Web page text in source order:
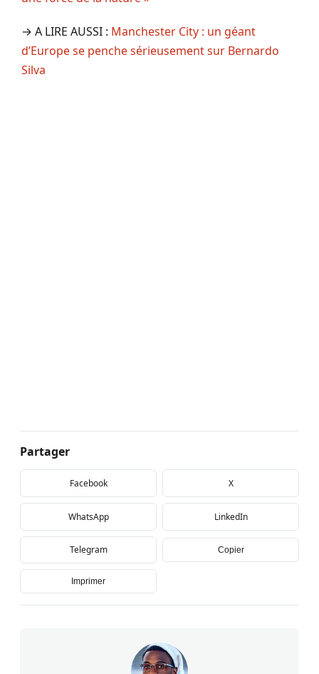
→ A LIRE AUSSI : Manchester City : un géant
d’Europe se penche sérieusement sur Bernardo
Silva
Partager
Facebook X
WhatsApp LinkedIn
Telegram Copier
Imprimer